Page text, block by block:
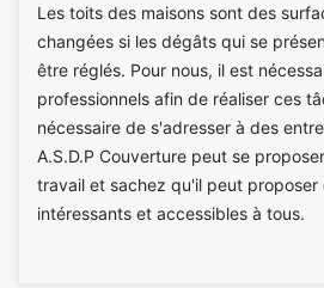
Les toits des maisons sont des
changées si les dégâts qui se
être réglés. Pour nous, il est
professionnels afin de réaliser ces
nécessaire de s'adresser à des
A.S.D.P Couverture peut se
travail et sachez qu'il peut
intéressants et accessibles à tous.